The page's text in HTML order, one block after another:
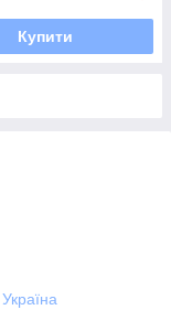
Купити